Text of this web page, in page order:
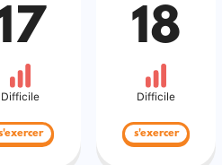
Difficile
18
Difficile
s'exercer